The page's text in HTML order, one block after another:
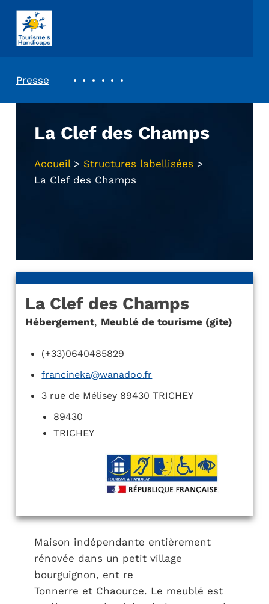
ASSOCIATION TOURISME ET HANDICAPS
Presse
La Clef des Champs
Accueil> Structures labellisées >
La Clef des Champs
La Clef des Champs
Hébergement, Meublé de tourisme (gite)
(+33)0640485829
francineka@wanadoo.fr
3 rue de Mélisey 89430 TRICHEY
89430
TRICHEY
Maison indépendante entièrement
rénovée dans un petit village
bourguignon, ent re
Tonnerre et Chaource. Le meublé est